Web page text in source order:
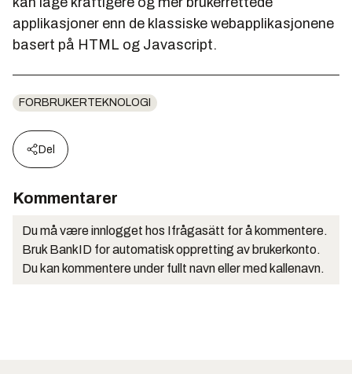
applikasjoner enn de klassiske webapplikasjonene
basert på HTML og Javascript.
FORBRUKERTEKNOLOGI
Del
Kommentarer
Du må være innlogget hos Ifrågasätt for å kommentere.
Bruk BankID for automatisk oppretting av brukerkonto.
Du kan kommentere under fullt navn eller med kallenavn.